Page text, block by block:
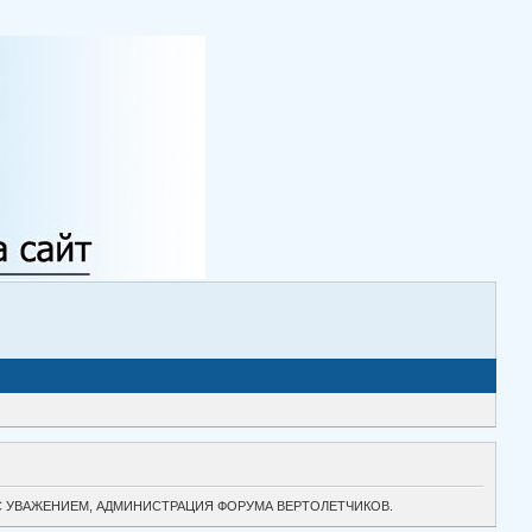
УВАЖЕНИЕМ, АДМИНИСТРАЦИЯ ФОРУМА ВЕРТОЛЕТЧИКОВ.